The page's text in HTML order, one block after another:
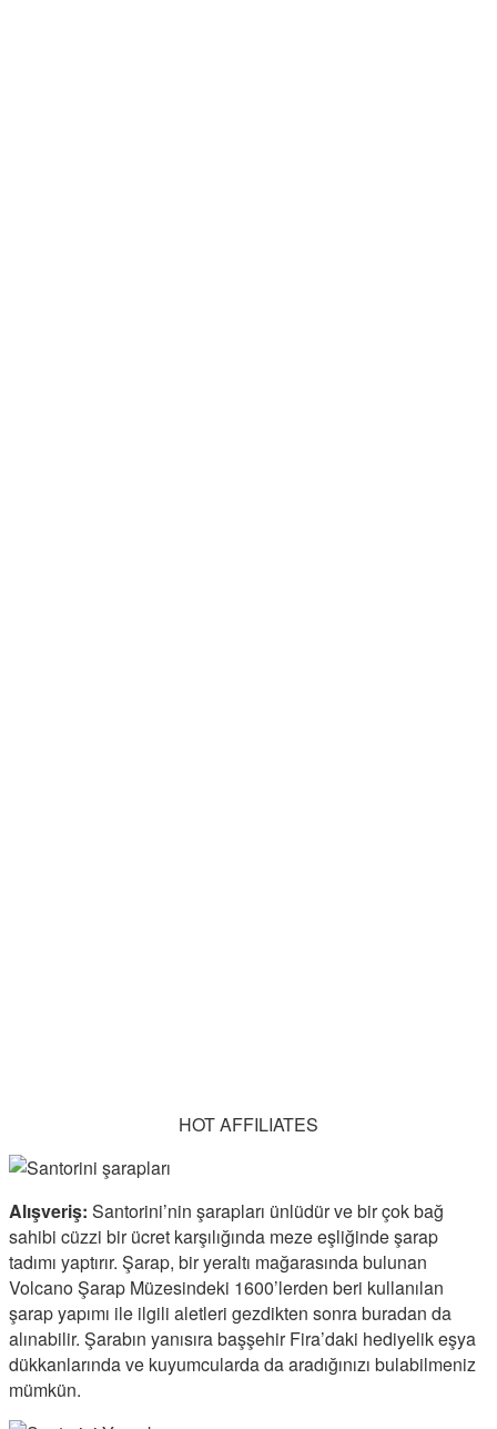
HOT AFFILIATES
Alışveriş: Santorini’nin şarapları ünlüdür ve bir çok bağ
sahibi cüzzi bir ücret karşılığında meze eşliğinde şarap
tadımı yaptırır. Şarap, bir yeraltı mağarasında bulunan
Volcano Şarap Müzesindeki 1600’lerden beri kullanılan
şarap yapımı ile ilgili aletleri gezdikten sonra buradan da
alınabilir. Şarabın yanısıra başşehir Fira’daki hediyelik eşya
dükkanlarında ve kuyumcularda da aradığınızı bulabilmeniz
mümkün.